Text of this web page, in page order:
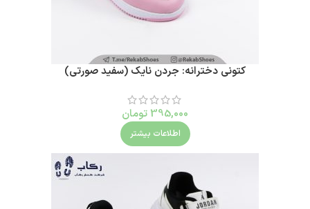
کتونی دخترانه: جردن نایک (سفید صورتی)
395,000 تومان
اطلاعات بیشتر